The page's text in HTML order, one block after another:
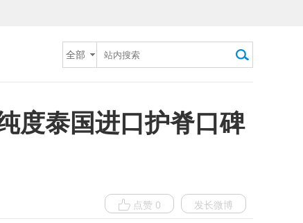
全部
度泰国进口护脊口碑
点赞 0
发长微博